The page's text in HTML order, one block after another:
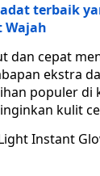
terbaik
Wajah
dan cepat
ekstra
populer di
kulit
Instant